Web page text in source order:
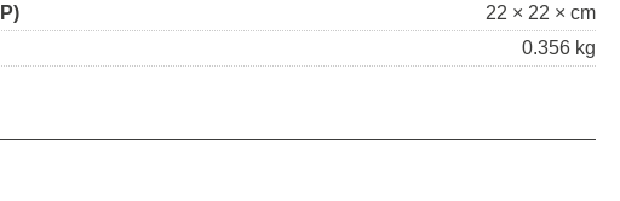
22 × 22 × cm
0.356 kg